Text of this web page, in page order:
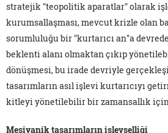
stratejik "teopolitik aparatlar" olarak
kurumsallaşması, mevcut krizle olan
sorumluluğu bir "kurtarıcı an"a
beklenti alanı olmaktan çıkıp
dönüşmesi, bu irade devriyle
tasarımların asıl işlevi kurtarıcıyı
kitleyi yönetilebilir bir zamansallık
Mesiyanik tasarımların işlevselliği